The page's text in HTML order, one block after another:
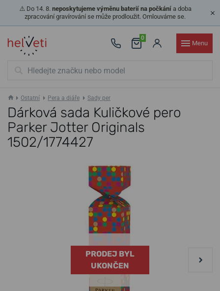
⚠️ Do 14. 8. neposkytujeme výměnu baterií na počkánía doba
zpracování gravírování se může prodloužit. Omlouváme se.
0
Menu
Ostatní Pera a diáře Sady per
Dárková sada Kuličkové pero
Parker Jotter Originals
1502/1774427
PRODEJ BYL
UKONČEN